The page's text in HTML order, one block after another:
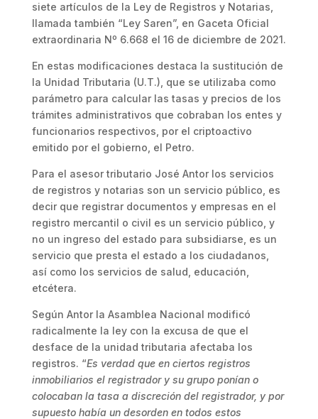
siete artículos de la Ley de Registros y Notarias,
llamada también “Ley Saren”, en Gaceta Oficial
extraordinaria Nº 6.668 el 16 de diciembre de 2021.
En estas modificaciones destaca la sustitución de
la Unidad Tributaria (U.T.), que se utilizaba como
parámetro para calcular las tasas y precios de los
trámites administrativos que cobraban los entes y
funcionarios respectivos, por el criptoactivo
emitido por el gobierno, el Petro.
Para el asesor tributario José Antor los servicios
de registros y notarias son un servicio público, es
decir que registrar documentos y empresas en el
registro mercantil o civil es un servicio público, y
no un ingreso del estado para subsidiarse, es un
servicio que presta el estado a los ciudadanos,
así como los servicios de salud, educación,
etcétera.
Según Antor la Asamblea Nacional modificó
radicalmente la ley con la excusa de que el
desface de la unidad tributaria afectaba los
registros. “Es verdad que en ciertos registros
inmobiliarios el registrador y su grupo ponían o
colocaban la tasa a discreción del registrador, y por
supuesto había un desorden en todos estos